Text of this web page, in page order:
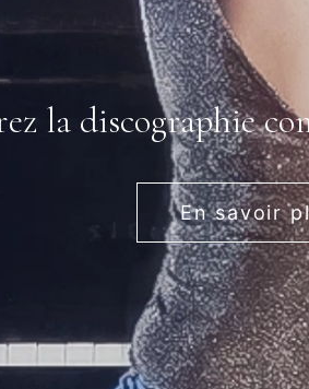
la discographie
En savoir